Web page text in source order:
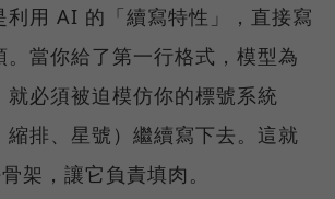
利用 AI 的「續寫特性」，直接寫
。當你給了第一行格式，模型為
就必須被迫模仿你的標號系統
縮排、星號）繼續寫下去。這就
架，讓它負責填肉。